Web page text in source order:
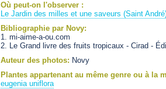
Où peut-on l'observer :
Le Jardin des milles et une saveurs (Saint
Bibliographie par Novy:
1. mi-aime-a-ou.com
2. Le Grand livre des fruits tropicaux - Cirad -
Auteur des photos: Novy
Plantes appartenant au même genre ou à la
eugenia uniflora